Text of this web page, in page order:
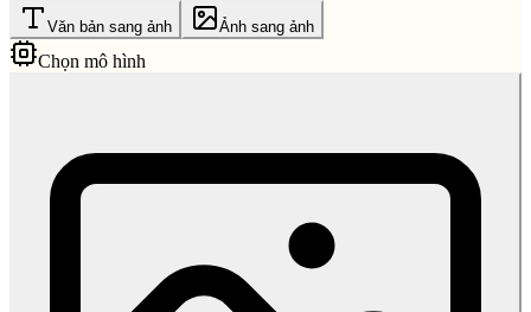
Văn bản sang ảnh Ảnh sang ảnh
Chọn mô hình